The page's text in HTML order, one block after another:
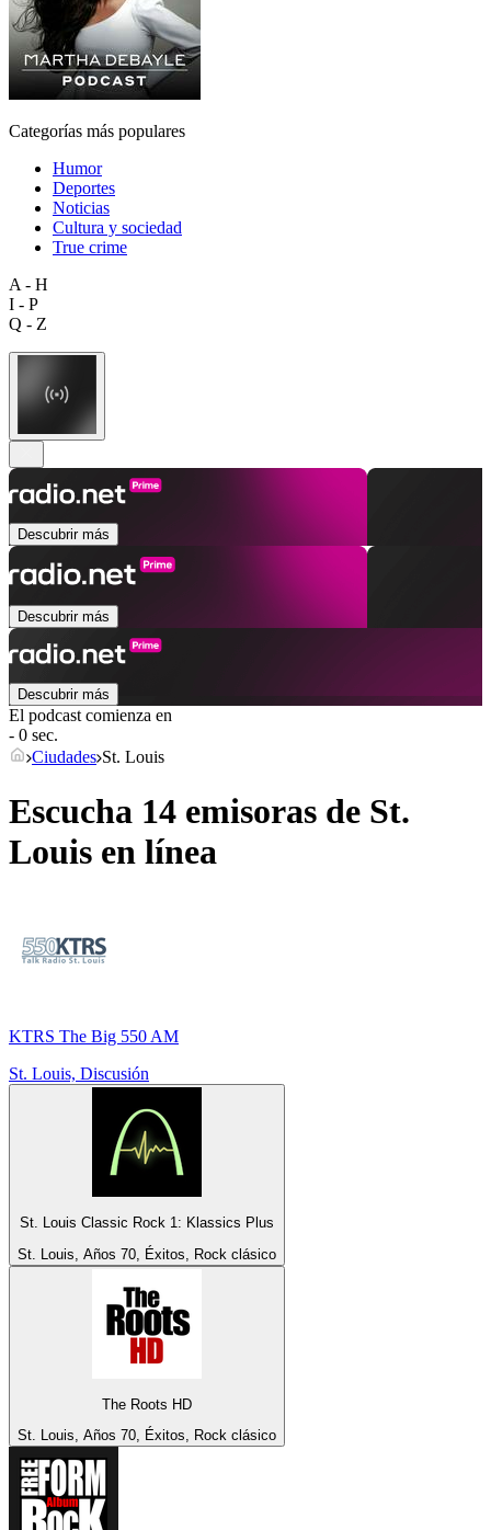
Categorías más populares
Humor
Deportes
Noticias
Cultura y sociedad
True crime
A - H
I - P
Q - Z
Descubrir más
Descubrir más
Descubrir más
El podcast comienza en
- 0 sec.
Ciudades St. Louis
Escucha 14 emisoras de St.
Louis en línea
KTRS The Big 550 AM
St. Louis, Discusión
St. Louis Classic Rock 1: Klassics Plus
St. Louis, Años 70, Éxitos, Rock clásico
The Roots HD
St. Louis, Años 70, Éxitos, Rock clásico